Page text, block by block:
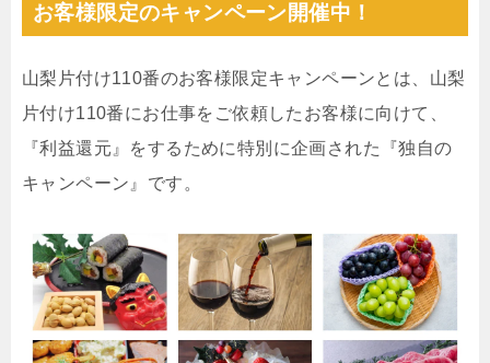
お客様限定のキャンペーン開催中！
山梨片付け110番のお客様限定キャンペーンとは、山梨
片付け110番にお仕事をご依頼したお客様に向けて、
『利益還元』をするために特別に企画された『独自の
キャンペーン』です。